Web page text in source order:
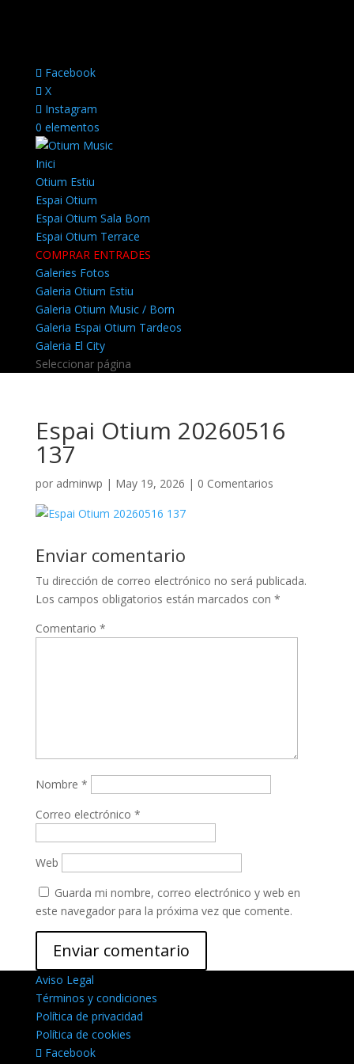
Facebook
X
Instagram
0 elementos
Inici
Otium Estiu
Espai Otium
Espai Otium Sala Born
Espai Otium Terrace
COMPRAR ENTRADES
Galeries Fotos
Galeria Otium Estiu
Galeria Otium Music / Born
Galeria Espai Otium Tardeos
Galeria El City
Seleccionar página
Espai Otium 20260516
137
por adminwp | May 19, 2026 | 0 Comentarios
Enviar comentario
Tu dirección de correo electrónico no será publicada.
Los campos obligatorios están marcados con *
Comentario *
Nombre *
Correo electrónico *
Web
Guarda mi nombre, correo electrónico y web en
este navegador para la próxima vez que comente.
Aviso Legal
Términos y condiciones
Política de privacidad
Política de cookies
Facebook